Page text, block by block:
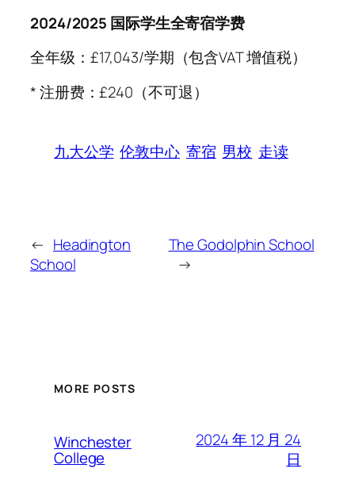
2024/2025 国际学生全寄宿学费
全年级：£17,043/学期（包含VAT 增值税）
* 注册费：£240（不可退）
九大公学 伦敦中心 寄宿 男校 走读
← Headington
School
The Godolphin School
→
MORE POSTS
Winchester
College
2024 年 12 月 24
日